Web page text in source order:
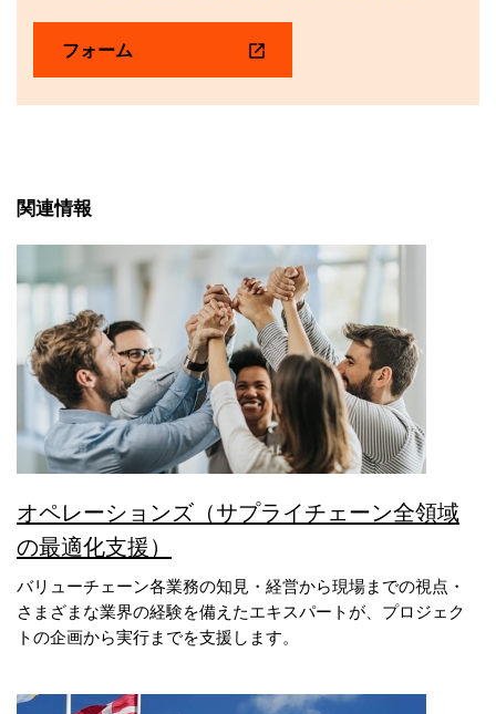
フォーム
関連情報
オペレーションズ（サプライチェーン全領域
の最適化支援）
バリューチェーン各業務の知見・経営から現場までの視点・
さまざまな業界の経験を備えたエキスパートが、プロジェク
トの企画から実行までを支援します。